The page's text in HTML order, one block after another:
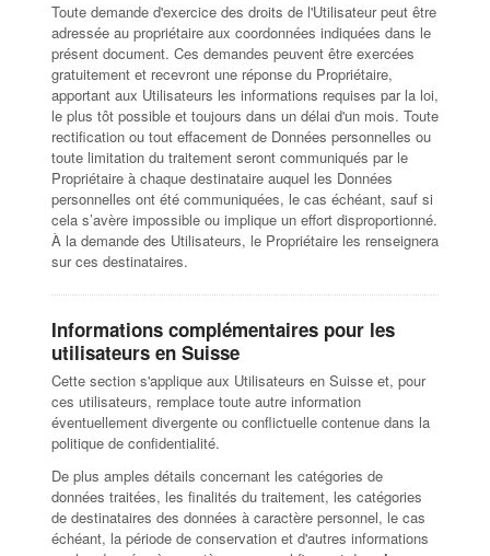
Toute demande d'exercice des droits de l'Utilisateur peut être
adressée au propriétaire aux coordonnées indiquées dans le
présent document. Ces demandes peuvent être exercées
gratuitement et recevront une réponse du Propriétaire,
apportant aux Utilisateurs les informations requises par la loi,
le plus tôt possible et toujours dans un délai d'un mois. Toute
rectification ou tout effacement de Données personnelles ou
toute limitation du traitement seront communiqués par le
Propriétaire à chaque destinataire auquel les Données
personnelles ont été communiquées, le cas échéant, sauf si
cela s’avère impossible ou implique un effort disproportionné.
À la demande des Utilisateurs, le Propriétaire les renseignera
sur ces destinataires.
Informations complémentaires pour les
utilisateurs en Suisse
Cette section s'applique aux Utilisateurs en Suisse et, pour
ces utilisateurs, remplace toute autre information
éventuellement divergente ou conflictuelle contenue dans la
politique de confidentialité.
De plus amples détails concernant les catégories de
données traitées, les finalités du traitement, les catégories
de destinataires des données à caractère personnel, le cas
échéant, la période de conservation et d'autres informations